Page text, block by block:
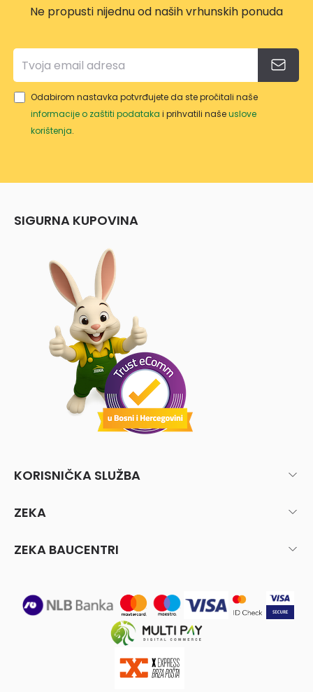
CRVE
MAG
NUM
SA
DRŠK
OM
Ne propusti nijednu od naših vrhunskih ponuda
Odabirom nastavka potvrđujete da ste pročitali naše
informacije o zaštiti podataka i prihvatili našeuslove
korištenja.
SIGURNA KUPOVINA
KORISNIČKA SLUŽBA
ZEKA
ZEKA BAUCENTRI